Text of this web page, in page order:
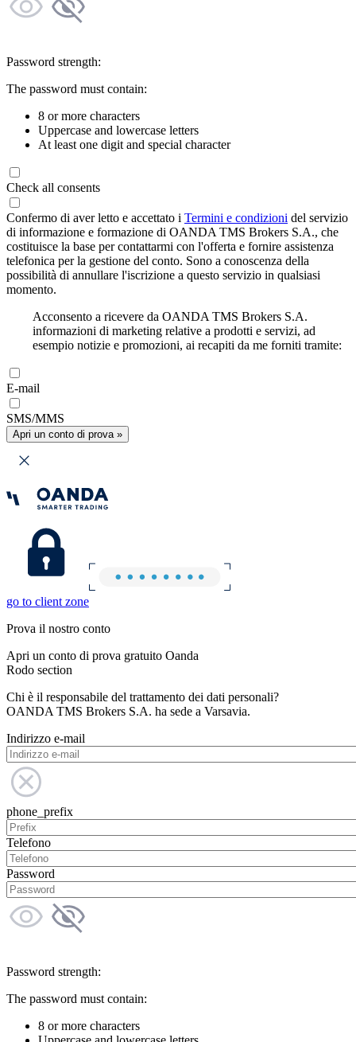
Password strength:
The password must contain:
8 or more characters
Uppercase and lowercase letters
At least one digit and special character
Check all consents
Confermo di aver letto e accettato i Termini e condizioni del servizio
di informazione e formazione di OANDA TMS Brokers S.A., che
costituisce la base per contattarmi con l'offerta e fornire assistenza
telefonica per la gestione del conto. Sono a conoscenza della
possibilità di annullare l'iscrizione a questo servizio in qualsiasi
momento.
Acconsento a ricevere da OANDA TMS Brokers S.A.
informazioni di marketing relative a prodotti e servizi, ad
esempio notizie e promozioni, ai recapiti da me forniti tramite:
E-mail
SMS/MMS
Apri un conto di prova »
go to client zone
Prova il nostro conto
Apri un conto di prova gratuito Oanda
Rodo section
Chi è il responsabile del trattamento dei dati personali?
OANDA TMS Brokers S.A. ha sede a Varsavia.
Indirizzo e-mail
phone_prefix
Telefono
Password
Password strength:
The password must contain:
8 or more characters